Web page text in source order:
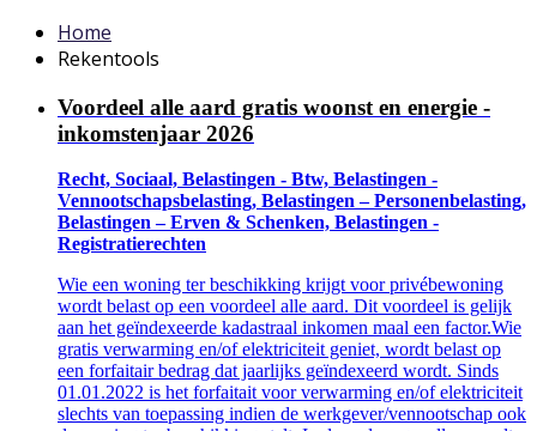
Home
Rekentools
Voordeel alle aard gratis woonst en energie -
inkomstenjaar 2026
Recht, Sociaal, Belastingen - Btw, Belastingen -
Vennootschapsbelasting, Belastingen – Personenbelasting,
Belastingen – Erven & Schenken, Belastingen -
Registratierechten
Wie een woning ter beschikking krijgt voor privébewoning
wordt belast op een voordeel alle aard. Dit voordeel is gelijk
aan het geïndexeerde kadastraal inkomen maal een factor.Wie
gratis verwarming en/of elektriciteit geniet, wordt belast op
een forfaitair bedrag dat jaarlijks geïndexeerd wordt. Sinds
01.01.2022 is het forfaitait voor verwarming en/of elektriciteit
slechts van toepassing indien de werkgever/vennootschap ook